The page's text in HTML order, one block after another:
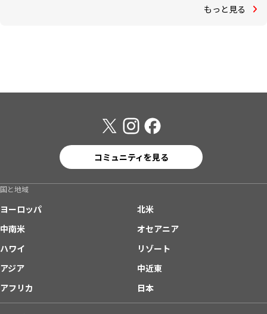
もっと見る
コミュニティを見る
国と地域
ヨーロッパ
北米
中南米
オセアニア
ハワイ
リゾート
アジア
中近東
アフリカ
日本